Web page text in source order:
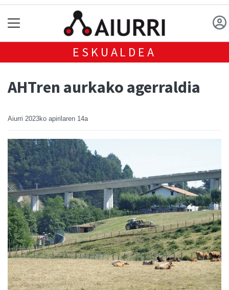
ESKUALDEA
AHTren aurkako agerraldia
Aiurri 2023ko apirilaren 14a